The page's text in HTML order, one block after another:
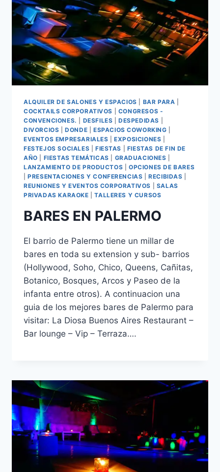
ALQUILER DE SALONES Y ESPACIOS BAR PARA
COCKTAILS CORPORATIVOS
CONGRESOS -
CONVENCIONES.
DESFILES |DESPEDIDAS
DIVORCIOS |DONDE ESPACIOS COWORKING
EVENTOS EMPRESARIALES |EXPOSICIONES
FESTEJOS SOCIALES
FIESTAS
FIESTAS DE FIN DE
AÑO
FIESTAS TEMÁTICAS GRADUACIONES
LANZAMIENTO DE PRODUCTOS |OPCIONES DE BARES
|PRESENTACIONES Y CONFERENCIAS |RECIBIDAS
REUNIONES Y EVENTOS CORPORATIVOS
SALAS
PRIVADAS KARAOKE |TALLERES Y CURSOS
BARES EN PALERMO
El barrio de Palermo tiene un millar de
bares en toda su extension y sub- barrios
(Hollywood, Soho, Chico, Queens, Cañitas,
Botanico, Bosques, Arcos y Paseo de la
infanta entre otros). A continuacion una
guia de los mejores bares de Palermo para
visitar: La Diosa Buenos Aires Restaurant –
Bar lounge – Vip – Terraza….